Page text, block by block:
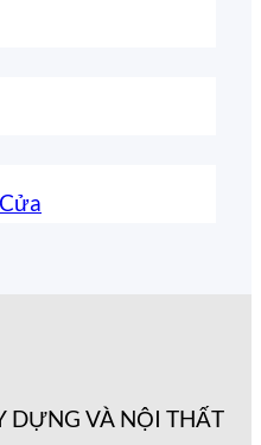
DỰNG VÀ NỘI THẤT